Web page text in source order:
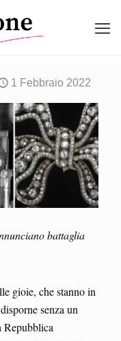
1 Febbraio 2022
battaglia
gioie, che stanno in
senza un
Repubblica